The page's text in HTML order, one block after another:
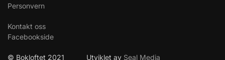
Personvern
Kontakt oss
Facebookside
© Bokloftet 2021 Utviklet av Seal Media